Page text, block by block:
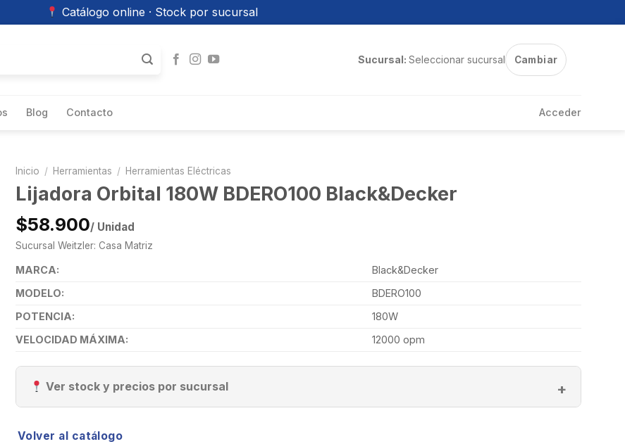
Catálogo online · Stock por sucursal
Sucursal: Seleccionar sucursal Cambiar
Blog Contacto Acceder
Inicio / Herramientas / Herramientas Eléctricas
Lijadora Orbital 180W BDERO100 Black&Decker
$58.900/ Unidad
Sucursal Weitzler: Casa Matriz
MARCA:
Black&Decker
MODELO:
BDERO100
POTENCIA:
180W
VELOCIDAD MÁXIMA:
12000 opm
Ver stock y precios por sucursal
Volver al catálogo